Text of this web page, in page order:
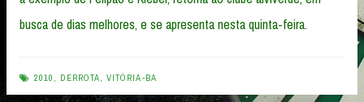
busca de dias melhores, e se apresenta nesta quinta-feira.
2010 DERROTA VITÓRIA-BA